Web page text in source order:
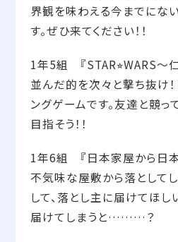
界観を味わえる今までにな
す。ぜひ来てください！！
1年5組 『STAR⭐︎WARS〜
並んだ的を次々と撃ち抜け
ングゲームです。友達と競っ
目指そう！！
1年6組 『日本家屋から日本
不気味な屋敷から落として
して、落とし主に届けてほ
届けてしまうと………？